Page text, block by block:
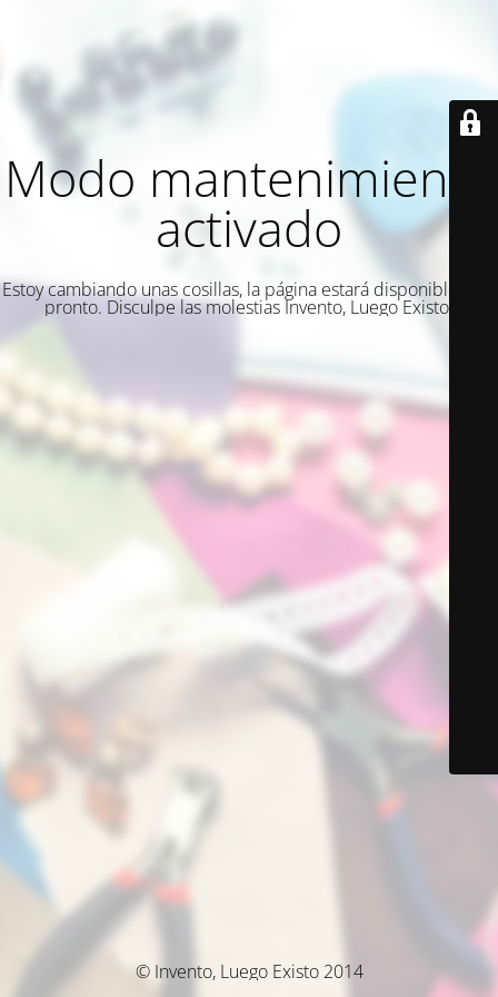
Modo mantenimiento
activado
Estoy cambiando unas cosillas, la página estará disponible muy
pronto. Disculpe las molestias Invento, Luego Existo.
© Invento, Luego Existo 2014